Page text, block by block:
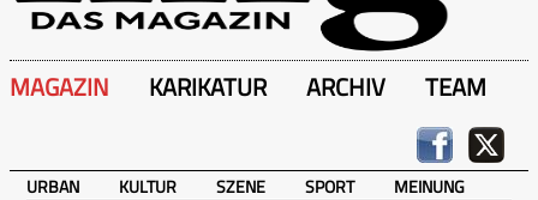
MAGAZIN KARIKATUR ARCHIV TEAM
URBAN KULTUR SZENE SPORT MEINUNG